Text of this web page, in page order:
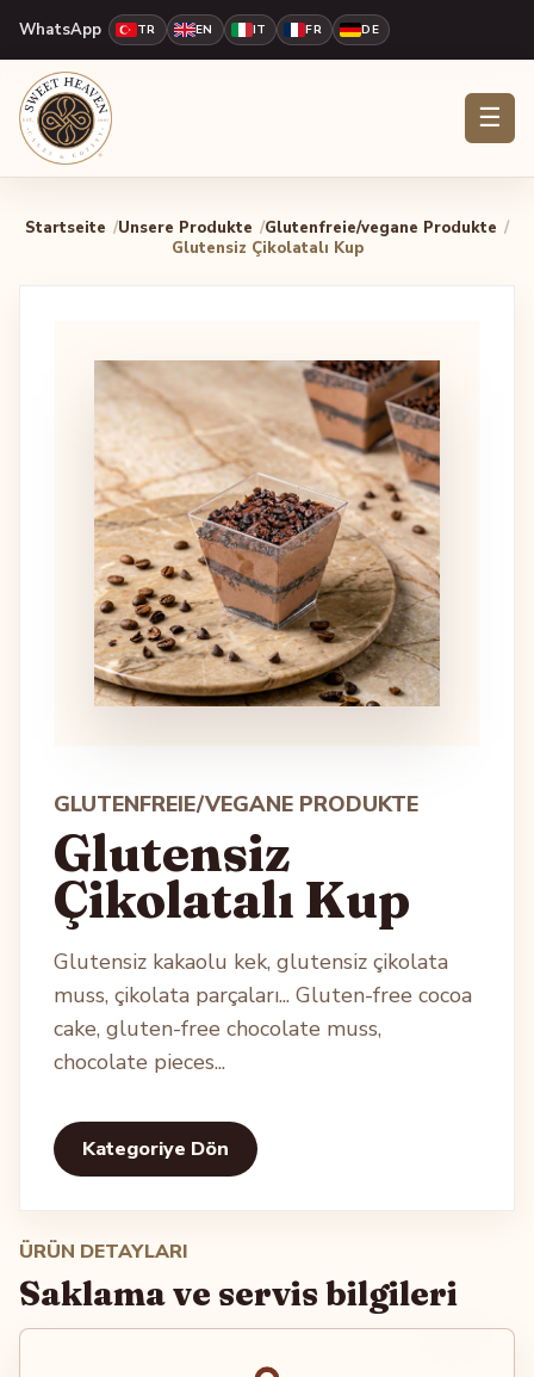
WhatsApp TR EN IT FR DE
☰
Startseite Unsere Produkte
Glutenfreie/vegane Produkte
Glutensiz Çikolatalı Kup
GLUTENFREIE/VEGANE PRODUKTE
Glutensiz
Çikolatalı Kup
Glutensiz kakaolu kek, glutensiz çikolata
muss, çikolata parçaları... Gluten-free cocoa
cake, gluten-free chocolate muss,
chocolate pieces...
Kategoriye Dön
ÜRÜN DETAYLARI
Saklama ve servis bilgileri